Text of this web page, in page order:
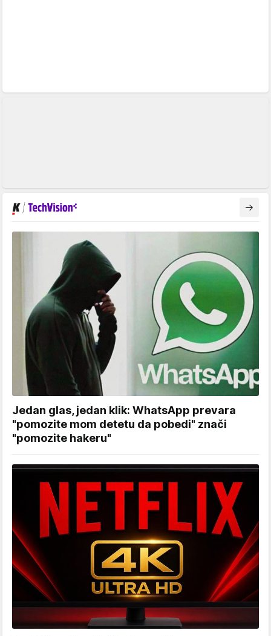
Jedan glas, jedan klik: WhatsApp prevara
"pomozite mom detetu da pobedi" znači
"pomozite hakeru"